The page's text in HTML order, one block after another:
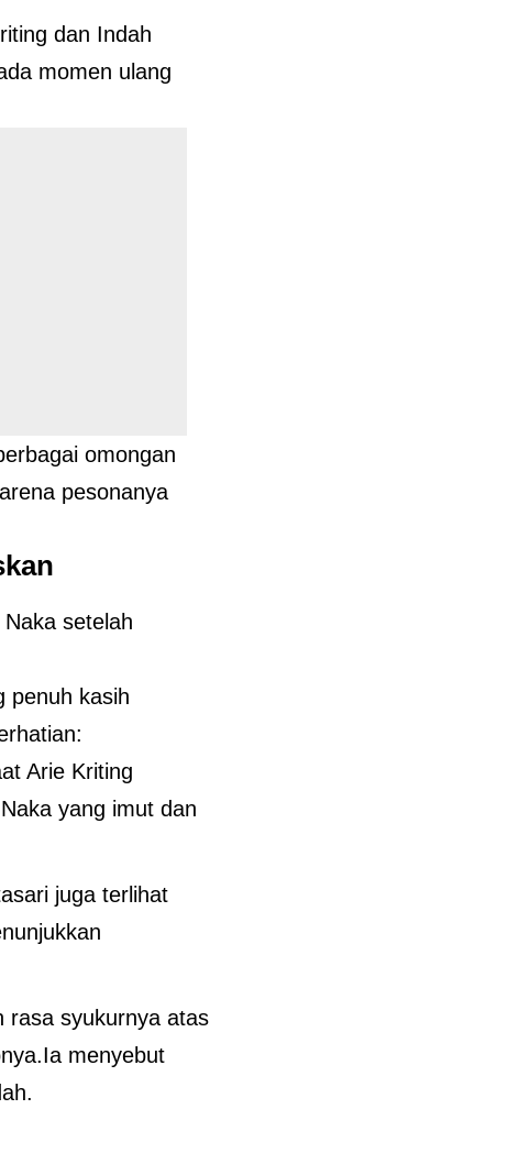
dan Indah
momen ulang
omongan
pesonanya
setelah
penuh kasih
Arie Kriting
yang imut dan
juga terlihat
rasa syukurnya atas
menyebut